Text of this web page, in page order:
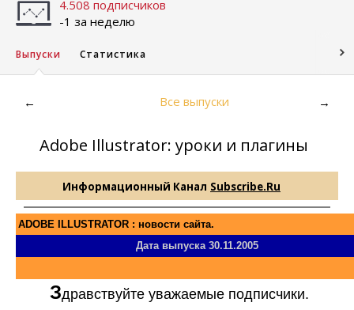
4.508 подписчиков
-1 за неделю
Выпуски Статистика
← Все выпуски →
Adobe Illustrator: уроки и плагины
Информационный Канал Subscribe.Ru
ADOBE ILLUSTRATOR : новости сайта.
Дата выпуска 30.11.2005
Здравствуйте уважаемые подписчики.